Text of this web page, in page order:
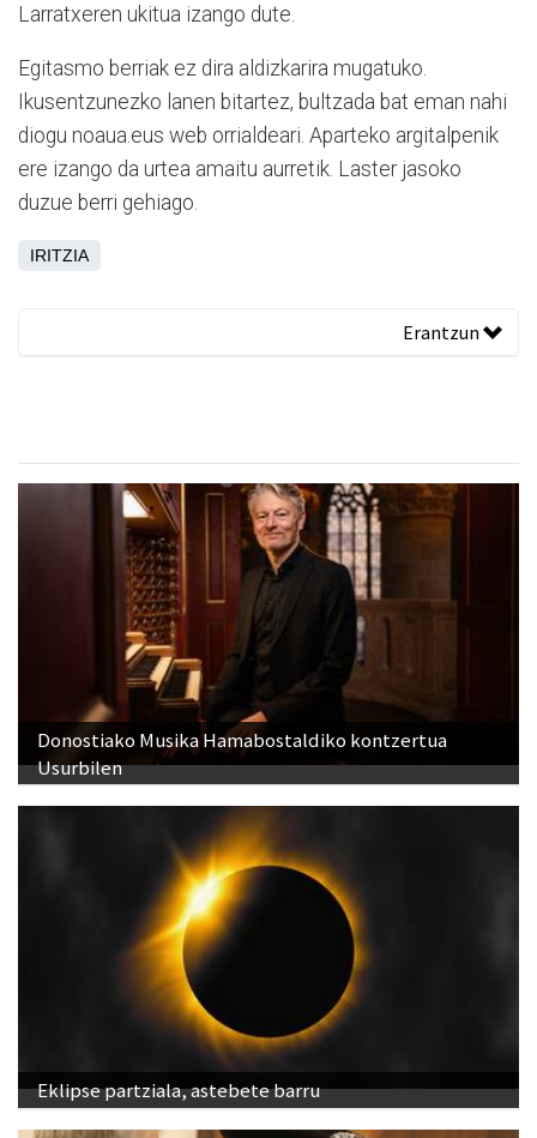
Larratxeren ukitua izango dute.
Egitasmo berriak ez dira aldizkarira mugatuko.
Ikusentzunezko lanen bitartez, bultzada bat eman nahi
diogu noaua.eus web orrialdeari. Aparteko argitalpenik
ere izango da urtea amaitu aurretik. Laster jasoko
duzue berri gehiago.
IRITZIA
Erantzun
Donostiako Musika Hamabostaldiko kontzertua
Usurbilen
Eklipse partziala, astebete barru